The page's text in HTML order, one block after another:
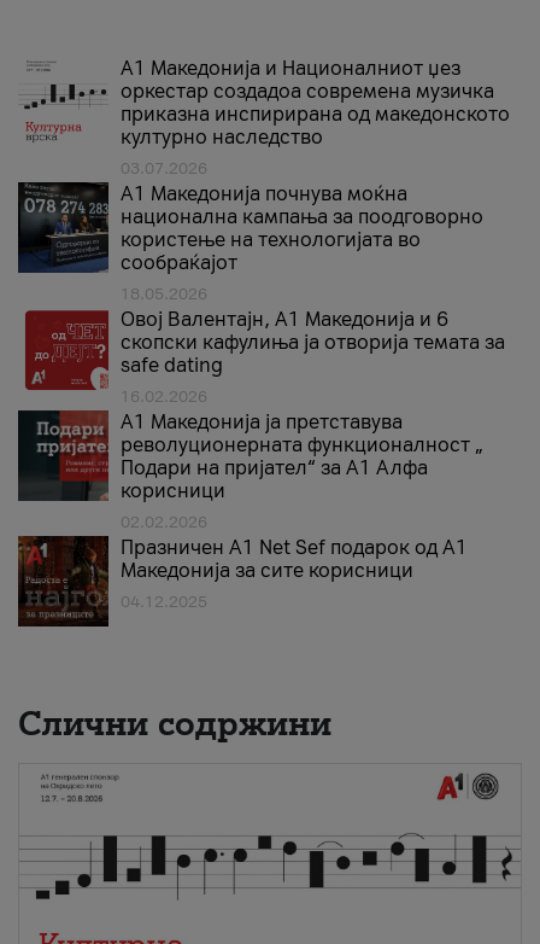
А1 Македонија и Националниот џез
оркестар создадоа современа музичка
приказна инспирирана од македонското
културно наследство
03.07.2026
A1 Македонија почнува моќна
национална кампања за поодговорно
користење на технологијата во
сообраќајот
18.05.2026
Овој Валентајн, A1 Македонија и 6
скопски кафулиња ја отворија темата за
safe dating
16.02.2026
А1 Македонија ја претставува
револуционерната функционалност „
Подари на пријател“ за А1 Алфа
корисници
02.02.2026
Празничен A1 Net Sеf подарок од А1
Македонија за сите корисници
04.12.2025
Слични содржини